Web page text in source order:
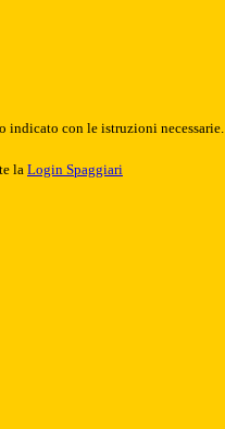
indicato con le istruzioni necessarie.
la Login Spaggiari